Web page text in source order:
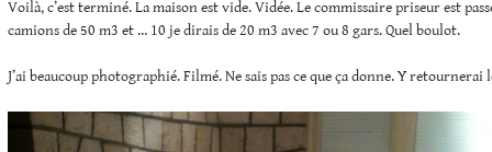
Voilà, c’est terminé. La maison est vide. Vidée. Le commissaire priseur est
camions de 50 m3 et … 10 je dirais de 20 m3 avec 7 ou 8 gars. Quel boulot.
J’ai beaucoup photographié. Filmé. Ne sais pas ce que ça donne. Y